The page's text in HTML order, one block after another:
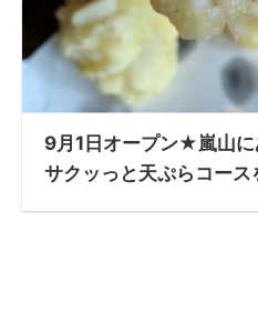
9月1日オープン★嵐山
サクッっと天ぷらコー